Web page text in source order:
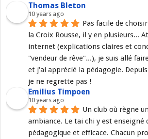
Thomas Bleton
10 years ago
Pas facile de
la Croix Rousse, il y en plusieurs...
internet (explications claires et
"vendeur de rêve"...), je suis allé
et j'ai apprécié la pédagogie.
je ne regrette pas !
Emilius Timpoen
10 years ago
Un club où règne
ambiance. Le tai chi y est enseigné
pédagogique et efficace. Chacun